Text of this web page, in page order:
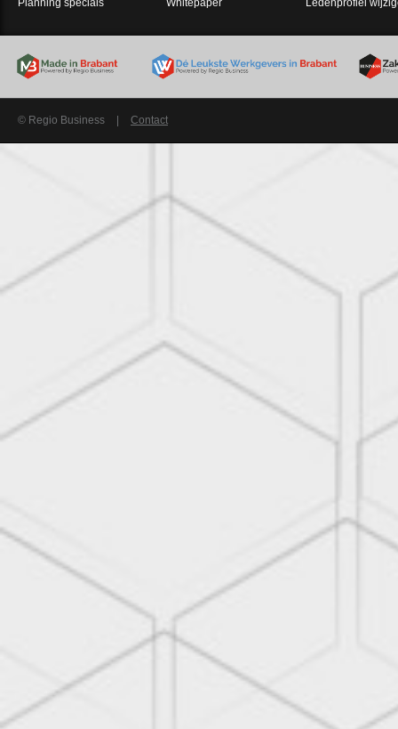
Planning specials
Whitepaper
Ledenprofiel
© Regio Business Contact